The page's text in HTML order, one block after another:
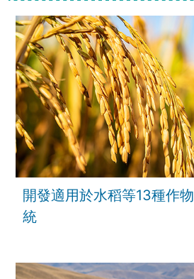
開發適用於水稻等13種作
統